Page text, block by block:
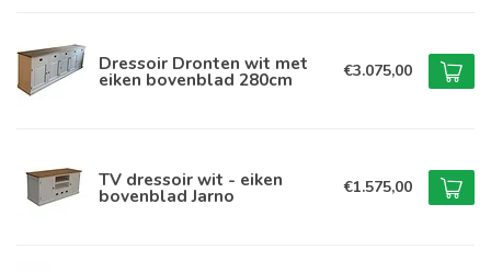
Dressoir Dronten wit met
eiken bovenblad 280cm €3.075,00
TV dressoir wit - eiken
bovenblad Jarno €1.575,00